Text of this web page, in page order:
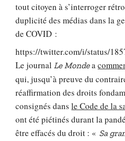
tout citoyen à s’interroger
duplicité des médias dans la
de COVID :
https://twitter.com/i/status/
Le journalLe Mondea
qui, jusqu’à preuve du
réaffirmation des droits
consignés dansle Code de la
ont été piétinés durant la
être effacés du droit : « Sa